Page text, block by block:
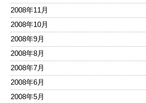
2008年11月
2008年10月
2008年9月
2008年8月
2008年7月
2008年6月
2008年5月